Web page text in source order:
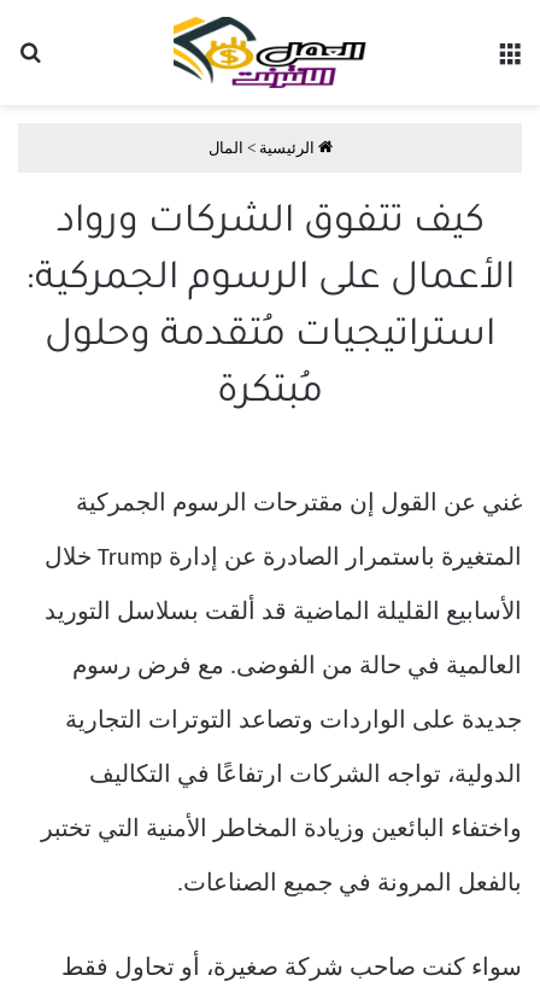
الرئيسية > المال
كيف تتفوق الشركات ورواد
الأعمال على الرسوم الجمركية:
استراتيجيات مُتقدمة وحلول
مُبتكرة
غني عن القول إن مقترحات الرسوم الجمركية
المتغيرة باستمرار الصادرة عن إدارة Trump خلال
الأسابيع القليلة الماضية قد ألقت بسلاسل التوريد
العالمية في حالة من الفوضى. مع فرض رسوم
جديدة على الواردات وتصاعد التوترات التجارية
الدولية، تواجه الشركات ارتفاعًا في التكاليف
واختفاء البائعين وزيادة المخاطر الأمنية التي تختبر
بالفعل المرونة في جميع الصناعات.
سواء كنت صاحب شركة صغيرة، أو تحاول فقط